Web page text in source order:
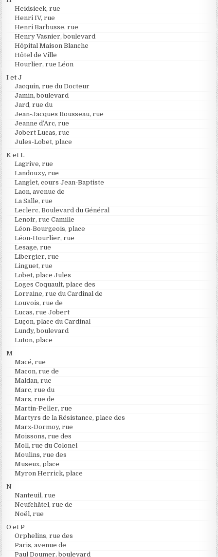
Heidsieck, rue
Henri IV, rue
Henri Barbusse, rue
Henry Vasnier, boulevard
Hôpital Maison Blanche
Hôtel de Ville
Hourlier, rue Léon
I et J
Jacquin, rue du Docteur
Jamin, boulevard
Jard, rue du
Jean-Jacques Rousseau, rue
Jeanne d’Arc, rue
Jobert Lucas, rue
Jules-Lobet, place
K et L
Lagrive, rue
Landouzy, rue
Langlet, cours Jean-Baptiste
Laon, avenue de
La Salle, rue
Leclerc, Boulevard du Général
Lenoir, rue Camille
Léon-Bourgeois, place
Léon-Hourlier, rue
Lesage, rue
Libergier, rue
Linguet, rue
Lobet, place Jules
Loges Coquault, place des
Lorraine, rue du Cardinal de
Louvois, rue de
Lucas, rue Jobert
Luçon, place du Cardinal
Lundy, boulevard
Luton, place
M
Macé, rue
Macon, rue de
Maldan, rue
Marc, rue du
Mars, rue de
Martin-Peller, rue
Martyrs de la Résistance, place des
Marx-Dormoy, rue
Moissons, rue des
Moll, rue du Colonel
Moulins, rue des
Museux, place
Myron Herrick, place
N
Nanteuil, rue
Neufchâtel, rue de
Noël, rue
O et P
Orphelins, rue des
Paris, avenue de
Paul Doumer, boulevard